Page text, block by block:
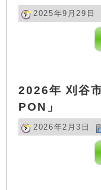
2025年9月29日
2026年 刈谷
PON」
2026年2月3日